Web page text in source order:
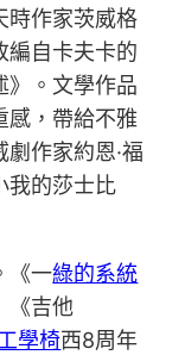
時作家茨威格
編自卡夫卡的
》。文學作品
感，帶給不雅
作家約恩·福
我的莎士比
《一綠的系統
《吉他
學椅西8周年